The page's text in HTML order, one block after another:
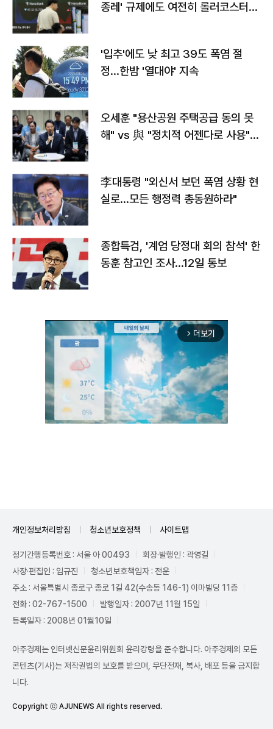
종레' 규제에도 여전히 롤러코스터
'입추'에도 낮 최고 39도 폭염 절
정…한밤 '열대야' 지속
오세훈 "용산공원 주택공급 동의 못
해" vs 與 "정치적 어젠다로 사용"
李대통령 "외신서 보던 폭염 상황 현
실로…모든 행정력 총동원하라"
종합특검, '계엄 당정대 회의 참석' 한
동훈 참고인 조사...12일 통보
arrow_forward_ios 더보기
개인정보처리방침 청소년보호정책 사이트맵
정기간행등록번호 : 서울 아 00493
회장·발행인 : 곽영길
사장·편집인 : 임규진
청소년보호책임자 : 전운
주소 : 서울특별시 종로구 종로 1길 42(수송동 146-1) 이마빌딩 11층
전화 : 02-767-1500
발행일자 : 2007년 11월 15일
등록일자 : 2008년 01월10일
아주경제는 인터넷신문윤리위원회 윤리강령을 준수합니다. 아주경제의 모든
콘텐츠(기사)는 저작권법의 보호를 받으며, 무단전재, 복사, 배포 등을 금지합
니다.
Copyright ⓒ AJUNEWS All rights reserved.